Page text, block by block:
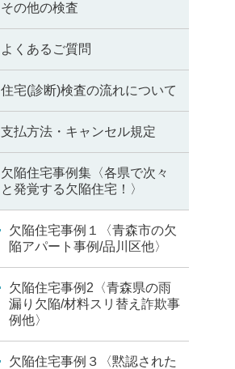
その他の検査
よくあるご質問
住宅(診断)検査の流れについて
支払方法・キャンセル規定
欠陥住宅事例集〈各県で次々
と発覚する欠陥住宅！〉
欠陥住宅事例１〈青森市の欠
陥アパート事例/品川区他〉
欠陥住宅事例2〈青森県の雨
漏り欠陥/材料スリ替え詐欺事
例他〉
欠陥住宅事例３〈黙認された